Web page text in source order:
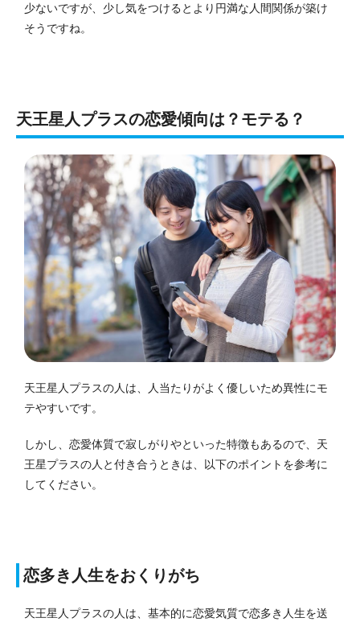
少ないですが、少し気をつけるとより円満な人間関係が築け
そうですね。
天王星人プラスの恋愛傾向は？モテる？
天王星人プラスの人は、人当たりがよく優しいため異性にモ
テやすいです。
しかし、恋愛体質で寂しがりやといった特徴もあるので、天
王星プラスの人と付き合うときは、以下のポイントを参考に
してください。
恋多き人生をおくりがち
天王星人プラスの人は、基本的に恋愛気質で恋多き人生を送